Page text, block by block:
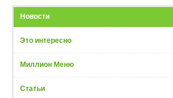
Новости
Это интересно
Миллион Меню
Статьи